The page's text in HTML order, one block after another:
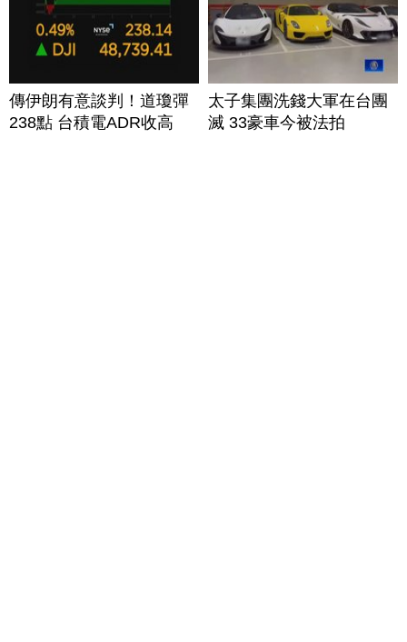
傳伊朗有意談判！道瓊彈
238點 台積電ADR收高
太子集團洗錢大軍在台團
滅 33豪車今被法拍